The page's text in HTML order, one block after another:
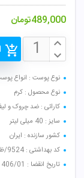
489,000تومان
نوع پوست : انواع
نوع محصول : کرم
کارائی : ضد چروک و
سایز : 40 میلی لیتر
کشور سازنده : ایران
کد بهداشتی : 9524/ظ/56
تاریخ انقضا : 1406/01